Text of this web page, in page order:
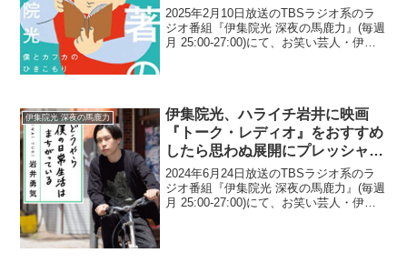
のロケに行ってきたと告白
2025年2月10日放送のTBSラジオ系のラ
ジオ番組『伊集院光 深夜の馬鹿力』(毎週
月 25:00-27:00)にて、お笑い芸人・伊集
伊集院光 深夜の馬鹿力
伊集院光、ハライチ岩井に映画
『トーク・レディオ』をおすすめ
したら思わぬ展開にプレッシャー
を感じてしまったと告白「サブス
クとかに全く見当たらず…」
2024年6月24日放送のTBSラジオ系のラ
ジオ番組『伊集院光 深夜の馬鹿力』(毎週
月 25:00-27:00)にて、お笑い芸人・伊集